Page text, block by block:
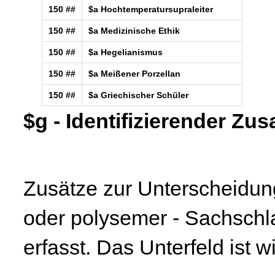
150 ## $a Hochtemperatursupraleiter
150 ## $a Medizinische Ethik
150 ## $a Hegelianismus
150 ## $a Meißener Porzellan
150 ## $a Griechischer Schüler
$g - Identifizierender
Zusätze zur
oder polysemer -
erfasst. Das Unterfeld ist